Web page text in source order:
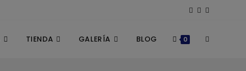
TIENDA GALERÍA BLOG 0 ALTERNAR